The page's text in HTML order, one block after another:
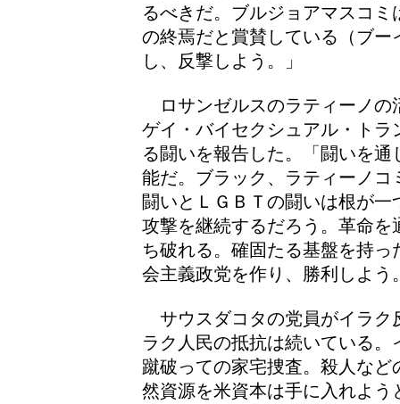
るべきだ。ブルジョアマスコ
の終焉だと賞賛している（ブ
し、反撃しよう。」
ロサンゼルスのラティーノの
ゲイ・バイセクシュアル・ト
る闘いを報告した。「闘いを
能だ。ブラック、ラティーノ
闘いとＬＧＢＴの闘いは根が
攻撃を継続するだろう。革命
ち破れる。確固たる基盤を持
会主義政党を作り、勝利しよう
サウスダコタの党員がイラク
ラク人民の抵抗は続いている
蹴破っての家宅捜査。殺人な
然資源を米資本は手に入れよ